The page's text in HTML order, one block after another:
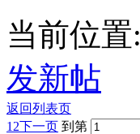
当前位置:
发新帖
返回列表页
1 2下一页 到第